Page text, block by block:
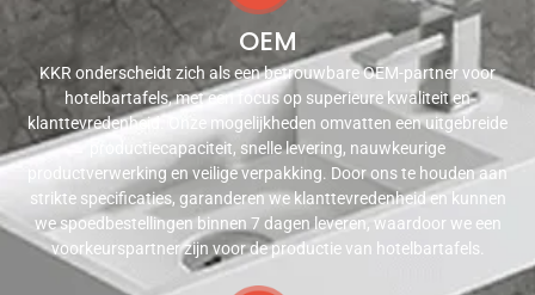
OEM
KKR onderscheidt zich als een betrouwbare OEM-partner voor
hotelbartafels, met een focus op superieure kwaliteit en
klanttevredenheid. Onze mogelijkheden omvatten een uitgebreide
productiecapaciteit, snelle levering, nauwkeurige
productverwerking en veilige verpakking. Door ons te houden aan
strikte specificaties, garanderen we klanttevredenheid en kunnen
we spoedbestellingen binnen 7 dagen leveren, waardoor we een
voorkeurspartner zijn voor de productie van hotelbartafels.